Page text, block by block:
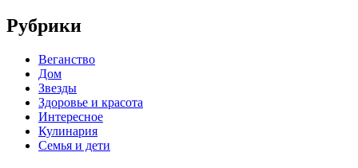
Рубрики
Веганство
Дом
Звезды
Здоровье и красота
Интересное
Кулинария
Семья и дети